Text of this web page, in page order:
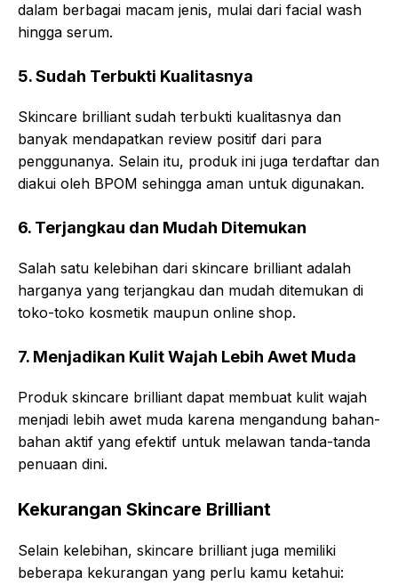
dalam berbagai macam jenis, mulai dari facial wash
hingga serum.
5. Sudah Terbukti Kualitasnya
Skincare brilliant sudah terbukti kualitasnya dan
banyak mendapatkan review positif dari para
penggunanya. Selain itu, produk ini juga terdaftar dan
diakui oleh BPOM sehingga aman untuk digunakan.
6. Terjangkau dan Mudah Ditemukan
Salah satu kelebihan dari skincare brilliant adalah
harganya yang terjangkau dan mudah ditemukan di
toko-toko kosmetik maupun online shop.
7. Menjadikan Kulit Wajah Lebih Awet Muda
Produk skincare brilliant dapat membuat kulit wajah
menjadi lebih awet muda karena mengandung bahan-
bahan aktif yang efektif untuk melawan tanda-tanda
penuaan dini.
Kekurangan Skincare Brilliant
Selain kelebihan, skincare brilliant juga memiliki
beberapa kekurangan yang perlu kamu ketahui: